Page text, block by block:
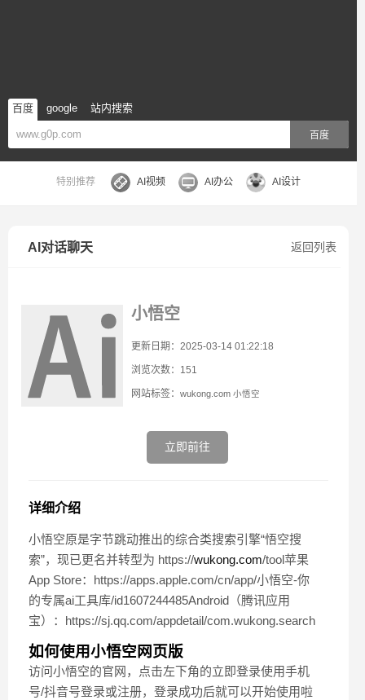
百度 google 站内搜索
百度
特别推荐 AI视频 AI办公 AI设计
返回列表
AI对话聊天
小悟空
更新日期：2025-03-14 01:22:18
浏览次数：151
网站标签：wukong.com 小悟空
立即前往
详细介绍
小悟空原是字节跳动推出的综合类搜索引擎“悟空搜
索”，现已更名并转型为 https://wukong.com/tool苹果
App Store：https://apps.apple.com/cn/app/小悟空-你
的专属ai工具库/id1607244485Android（腾讯应用
宝）：https://sj.qq.com/appdetail/com.wukong.search
如何使用小悟空网页版
访问小悟空的官网，点击左下角的立即登录使用手机
号/抖音号登录或注册，登录成功后就可以开始使用啦